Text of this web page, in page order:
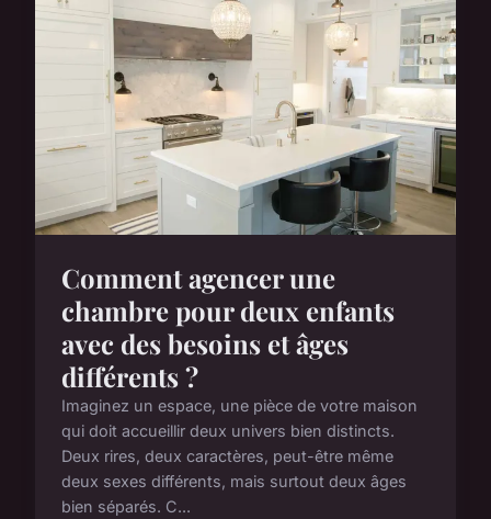
Comment agencer une
chambre pour deux enfants
avec des besoins et âges
différents ?
Imaginez un espace, une pièce de votre maison
qui doit accueillir deux univers bien distincts.
Deux rires, deux caractères, peut-être même
deux sexes différents, mais surtout deux âges
bien séparés. C...